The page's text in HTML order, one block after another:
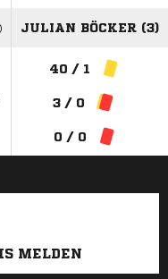
JULIAN BÖCKER (3)
40 / 1
3 / 0
0 / 0
MELDEN